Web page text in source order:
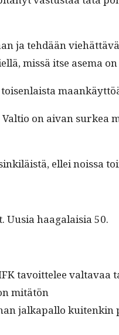
ja tehdään
mis­sä itse ase­ma
on aivan surkea
ellei nois­sa
haa­galaisia 50.
tavoit­telee val­tavaa
mitätön
jalka­pal­lo